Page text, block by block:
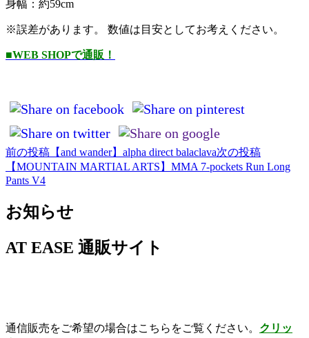
身幅：約59cm
※誤差があります。 数値は目安としてお考えください。
■WEB SHOPで通販！
投
稿
ナ
ビ
ゲ
ン
前の投稿 【and wander】alpha direct balaclava次の投稿
【MOUNTAIN MARTIAL ARTS】MMA 7-pockets Run Long
Pants V4
お知らせ
AT EASE 通販サイト
通信販売をご希望の場合はこちらをご覧ください。 クリッ